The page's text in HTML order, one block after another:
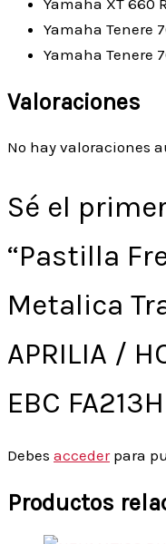
Yamaha XT 660
Yamaha Tenere
Yamaha Tenere
Valoraciones
No hay valoraciones
Sé el
“Pastilla
Metalica
APRILIA /
EBC
Debes accederpara
Productos